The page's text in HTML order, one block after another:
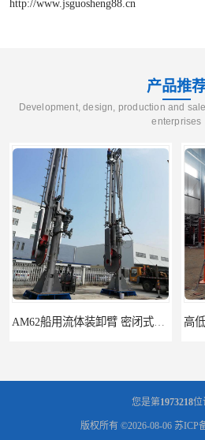
http://www.jsguosheng88.cn
产品推
Development, design, production and
enterprises
您是第1973218位
版权所有 ©2026-08-06 苏ICP